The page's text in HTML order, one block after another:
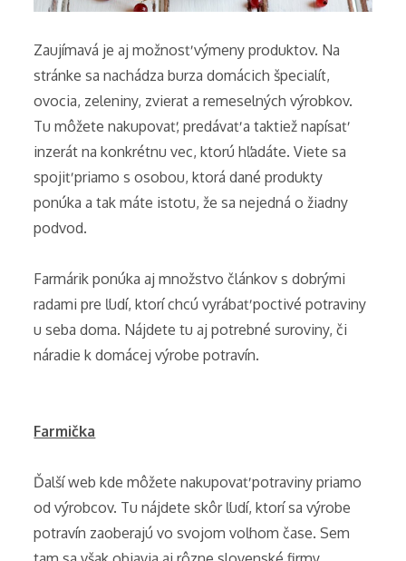
Zaujímavá je aj možnosť výmeny produktov. Na
stránke sa nachádza burza domácich špecialít,
ovocia, zeleniny, zvierat a remeselných výrobkov.
Tu môžete nakupovať, predávať a taktiež napísať
inzerát na konkrétnu vec, ktorú hľadáte. Viete sa
spojiť priamo s osobou, ktorá dané produkty
ponúka a tak máte istotu, že sa nejedná o žiadny
podvod.
Farmárik ponúka aj množstvo článkov s dobrými
radami pre ľudí, ktorí chcú vyrábať poctivé potraviny
u seba doma. Nájdete tu aj potrebné suroviny, či
náradie k domácej výrobe potravín.
Farmička
Ďalší web kde môžete nakupovať potraviny priamo
od výrobcov. Tu nájdete skôr ľudí, ktorí sa výrobe
potravín zaoberajú vo svojom voľnom čase. Sem